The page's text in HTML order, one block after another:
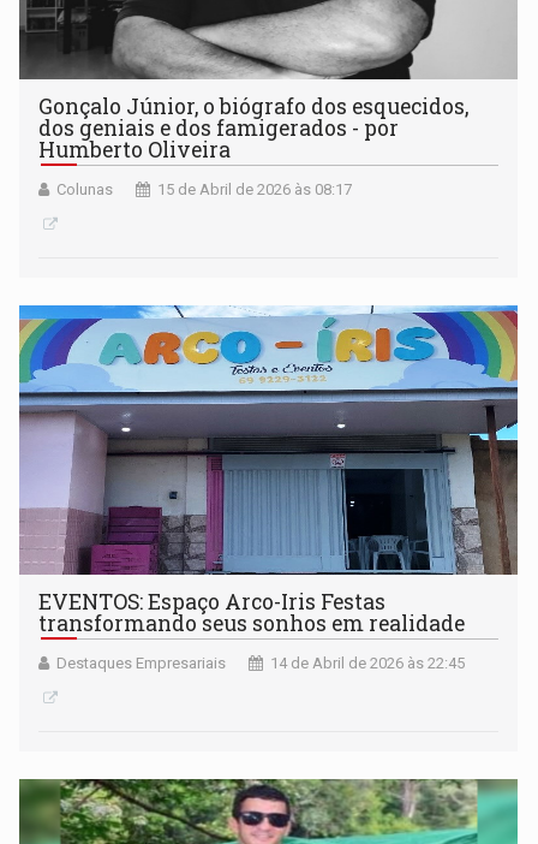
Gonçalo Júnior, o biógrafo dos esquecidos,
dos geniais e dos famigerados - por
Humberto Oliveira
Colunas 15 de Abril de 2026 às 08:17
EVENTOS: Espaço Arco-Iris Festas
transformando seus sonhos em realidade
Destaques Empresariais 14 de Abril de 2026 às 22:45